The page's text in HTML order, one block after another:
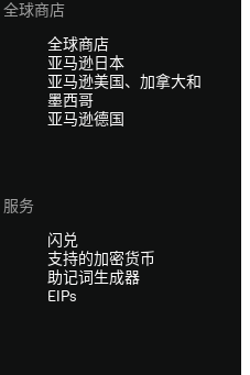
全球商店
全球商店
亚马逊日本
亚马逊美国、加拿大和
墨西哥
亚马逊德国
服务
闪兑
支持的加密货币
助记词生成器
EIPs